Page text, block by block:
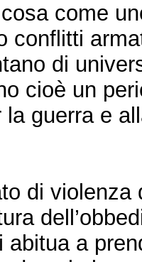
come
conflitti
di
cioè un
la guerra e
di
abitua a